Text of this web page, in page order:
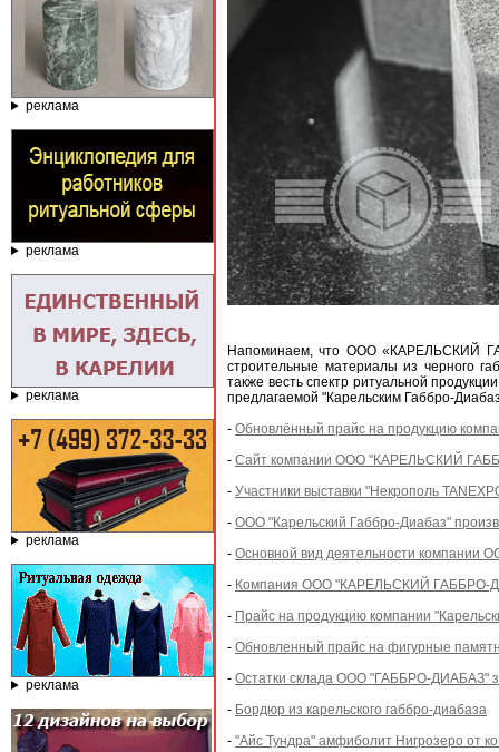
реклама
реклама
реклама
реклама
реклама
Напоминаем, что ООО «КАРЕЛЬСКИЙ
строительные материалы из черного
также весть спектр ритуальной
предлагаемой "Карельским Габбро-
- Обновлённый прайс на продукцию
- Сайт компании ООО "КАРЕЛЬСКИЙ
- Участники выставки "Некрополь
- ООО "Карельский Габбро-Диабаз"
- Основной вид деятельности
- Компания ООО "КАРЕЛЬСКИЙ ГАББРО-
- Прайс на продукцию компании
- Обновленный прайс на фигурные
- Остатки склада ООО "ГАББРО-ДИАБАЗ"
- Бордюр из карельского габбро-диабаза
- "Айс Тундра" амфиболит Нигрозеро от